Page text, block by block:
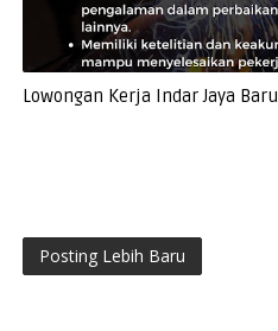
Lowongan Kerja Indar Jaya Baru
Posting Lebih Baru